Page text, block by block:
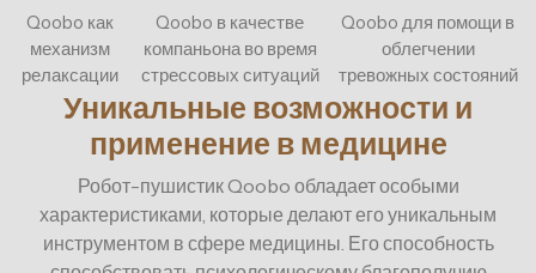
Qoobo как
механизм
релаксации
Qoobo в качестве
компаньона во время
стрессовых ситуаций
Qoobo для помощи в
облегчении
тревожных состояний
Уникальные возможности и
применение в медицине
Робот-пушистик Qoobo обладает особыми
характеристиками, которые делают его уникальным
инструментом в сфере медицины. Его способность